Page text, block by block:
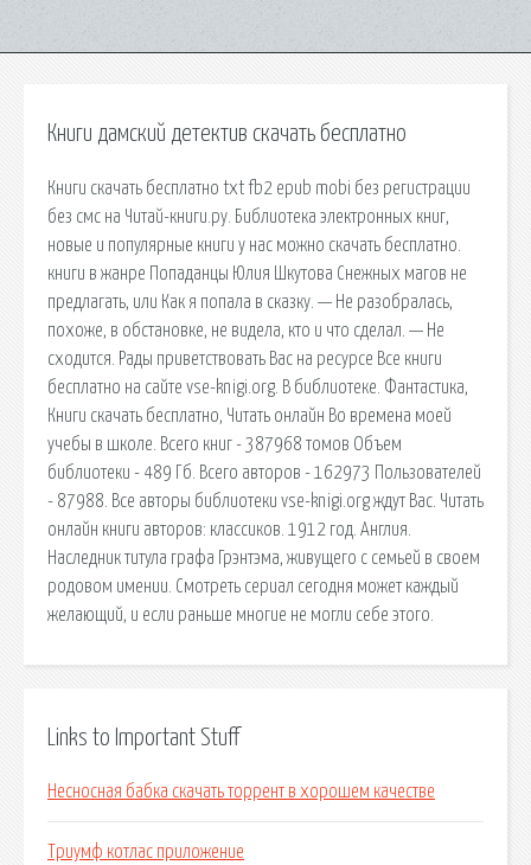
Книги дамский детектив скачать бесплатно
Книги скачать бесплатно txt fb2 epub mobi без регистрации
без смс на Читай-книги.ру. Библиотека электронных книг,
новые и популярные книги у нас можно скачать бесплатно.
книги в жанре Попаданцы Юлия Шкутова Снежных магов не
предлагать, или Как я попала в сказку. — Не разобралась,
похоже, в обстановке, не видела, кто и что сделал. — Не
сходится. Рады приветствовать Вас на ресурсе Все книги
бесплатно на сайте vse-knigi.org. В библиотеке. Фантастика,
Книги скачать бесплатно, Читать онлайн Во времена моей
учебы в школе. Всего книг - 387968 томов Объем
библиотеки - 489 Гб. Всего авторов - 162973 Пользователей
- 87988. Все авторы библиотеки vse-knigi.org ждут Вас. Читать
онлайн книги авторов: классиков. 1912 год. Англия.
Наследник титула графа Грэнтэма, живущего с семьей в своем
родовом имении. Смотреть сериал сегодня может каждый
желающий, и если раньше многие не могли себе этого.
Links to Important Stuff
Несносная бабка скачать торрент в хорошем качестве
Триумф котлас приложение